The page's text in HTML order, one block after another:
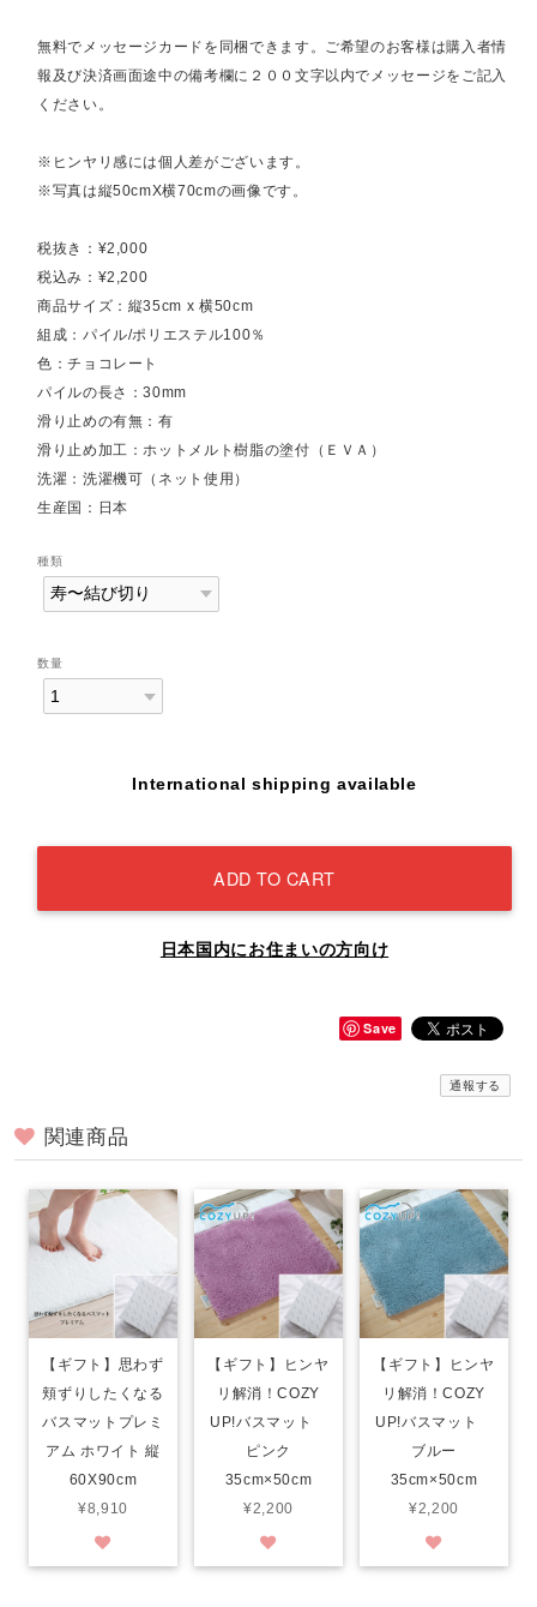
無料でメッセージカードを同梱できます。ご希望のお客様は購入者情
報及び決済画面途中の備考欄に２００文字以内でメッセージをご記入
ください。
※ヒンヤリ感には個人差がございます。
※写真は縦50cmX横70cmの画像です。
税抜き：¥2,000
税込み：¥2,200
商品サイズ：縦35cm x 横50cm
組成：パイル/ポリエステル100％
色：チョコレート
パイルの長さ：30mm
滑り止めの有無：有
滑り止め加工：ホットメルト樹脂の塗付（ＥＶＡ）
洗濯：洗濯機可（ネット使用）
生産国：日本
種類
数量
International shipping available
ADD TO CART
日本国内にお住まいの方向け
Save
通報する
関連商品
【ギフト】思わず
頬ずりしたくなる
バスマットプレミ
アム ホワイト 縦
60X90cm
¥8,910
【ギフト】ヒンヤ
リ解消！COZY
UP!バスマット
ピンク
35cm×50cm
¥2,200
【ギフト】ヒンヤ
リ解消！COZY
UP!バスマット
ブルー
35cm×50cm
¥2,200